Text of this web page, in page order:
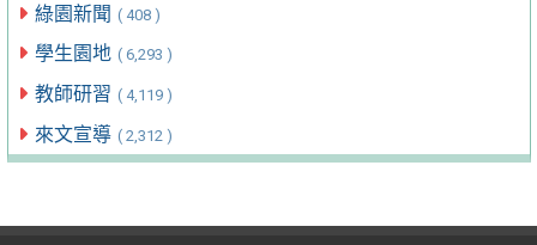
綠園新聞 ( 408 )
學生園地 ( 6,293 )
教師研習 ( 4,119 )
來文宣導 ( 2,312 )